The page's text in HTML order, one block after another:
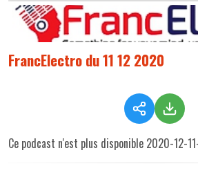
FrancElectro du 11 12 2020
Ce podcast n'est plus disponible 2020-12-